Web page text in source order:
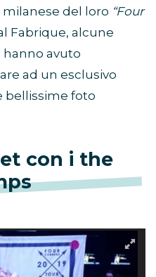
del loro “Four
Fabrique, alcune
avuto
ad un esclusivo
bellissime foto
con i the